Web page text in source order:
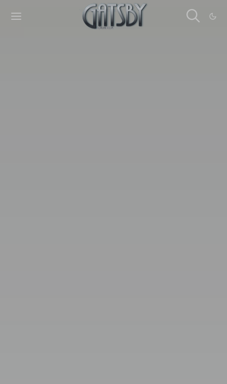
Cookies management panel